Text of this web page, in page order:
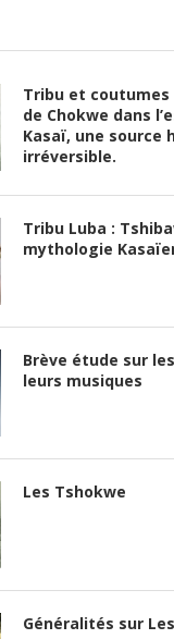
Tribu et coutumes
de Chokwe dans
Kasaï, une source
irréversible.
Tribu Luba :
mythologie
Brève étude sur
leurs musiques
Les Tshokwe
Généralités sur